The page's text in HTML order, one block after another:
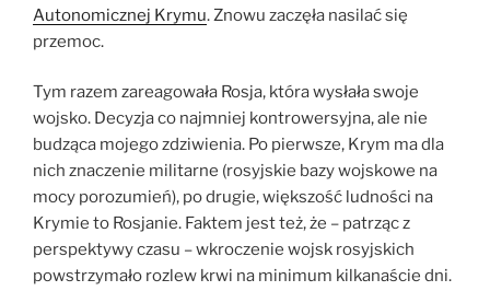
Autonomicznej Krymu. Znowu zaczęła nasilać się
przemoc.
Tym razem zareagowała Rosja, która wysłała swoje
wojsko. Decyzja co najmniej kontrowersyjna, ale nie
budząca mojego zdziwienia. Po pierwsze, Krym ma dla
nich znaczenie militarne (rosyjskie bazy wojskowe na
mocy porozumień), po drugie, większość ludności na
Krymie to Rosjanie. Faktem jest też, że – patrząc z
perspektywy czasu – wkroczenie wojsk rosyjskich
powstrzymało rozlew krwi na minimum kilkanaście dni.